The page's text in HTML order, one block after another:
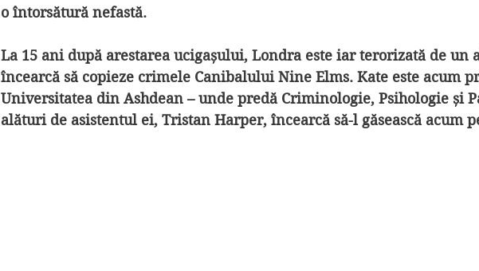
o întorsătură nefastă.
La 15 ani după arestarea ucigașului, Londra este iar terorizată de un
încearcă să copieze crimele Canibalului Nine Elms. Kate este acum
Universitatea din Ashdean – unde predă Criminologie, Psihologie și
alături de asistentul ei, Tristan Harper, încearcă să-l găsească acum